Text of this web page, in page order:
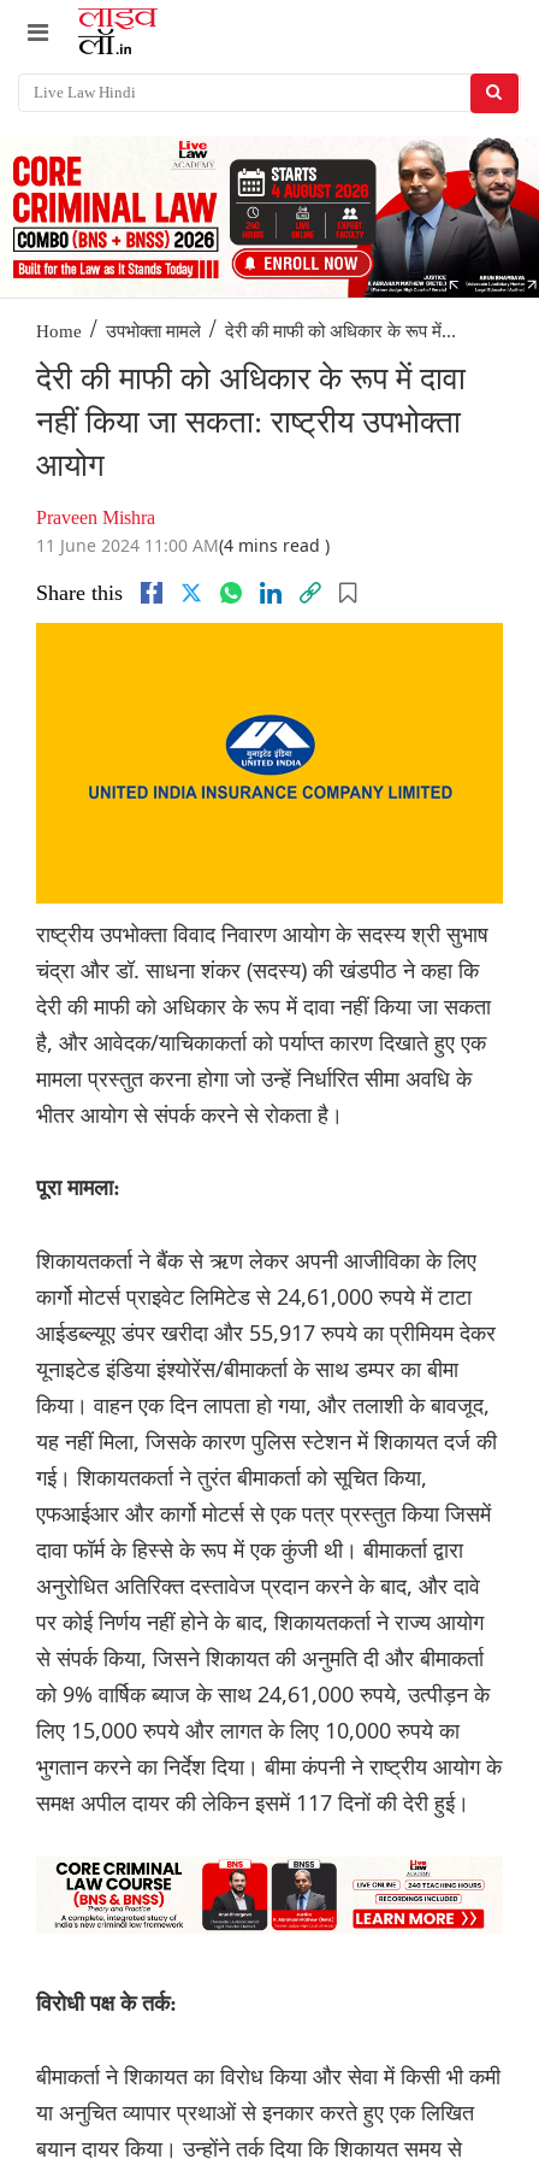
Home / उपभोक्ता मामले / देरी की माफी को अधिकार के रूप में...
देरी की माफी को अधिकार के रूप में दावा
नहीं किया जा सकता: राष्ट्रीय उपभोक्ता
आयोग
Praveen Mishra
11 June 2024 11:00 AM(4 mins read )
Share this
राष्ट्रीय उपभोक्ता विवाद निवारण आयोग के सदस्य श्री सुभाष
चंद्रा और डॉ. साधना शंकर (सदस्य) की खंडपीठ ने कहा कि
देरी की माफी को अधिकार के रूप में दावा नहीं किया जा सकता
है, और आवेदक/याचिकाकर्ता को पर्याप्त कारण दिखाते हुए एक
मामला प्रस्तुत करना होगा जो उन्हें निर्धारित सीमा अवधि के
भीतर आयोग से संपर्क करने से रोकता है।
पूरा मामला:
शिकायतकर्ता ने बैंक से ऋण लेकर अपनी आजीविका के लिए
कार्गो मोटर्स प्राइवेट लिमिटेड से 24,61,000 रुपये में टाटा
आईडब्ल्यूए डंपर खरीदा और 55,917 रुपये का प्रीमियम देकर
यूनाइटेड इंडिया इंश्योरेंस/बीमाकर्ता के साथ डम्पर का बीमा
किया। वाहन एक दिन लापता हो गया, और तलाशी के बावजूद,
यह नहीं मिला, जिसके कारण पुलिस स्टेशन में शिकायत दर्ज की
गई। शिकायतकर्ता ने तुरंत बीमाकर्ता को सूचित किया,
एफआईआर और कार्गो मोटर्स से एक पत्र प्रस्तुत किया जिसमें
दावा फॉर्म के हिस्से के रूप में एक कुंजी थी। बीमाकर्ता द्वारा
अनुरोधित अतिरिक्त दस्तावेज प्रदान करने के बाद, और दावे
पर कोई निर्णय नहीं होने के बाद, शिकायतकर्ता ने राज्य आयोग
से संपर्क किया, जिसने शिकायत की अनुमति दी और बीमाकर्ता
को 9% वार्षिक ब्याज के साथ 24,61,000 रुपये, उत्पीड़न के
लिए 15,000 रुपये और लागत के लिए 10,000 रुपये का
भुगतान करने का निर्देश दिया। बीमा कंपनी ने राष्ट्रीय आयोग के
समक्ष अपील दायर की लेकिन इसमें 117 दिनों की देरी हुई।
विरोधी पक्ष के तर्क:
बीमाकर्ता ने शिकायत का विरोध किया और सेवा में किसी भी कमी
या अनुचित व्यापार प्रथाओं से इनकार करते हुए एक लिखित
बयान दायर किया। उन्होंने तर्क दिया कि शिकायत समय से